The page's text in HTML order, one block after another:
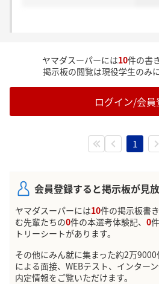
ヤマダスーパーには10件の書
掲示板の閲覧は現役学生のみ
ログイン/会員
1
会員登録すると掲示板が見
ヤマダスーパーには10件の掲示板書
む先輩たちの0件の本選考体験記、 0
トリーシートがあります。
その他にみん就に集まった約2万
による面接、WEBテスト、インター
内定情報をご覧いただけます。